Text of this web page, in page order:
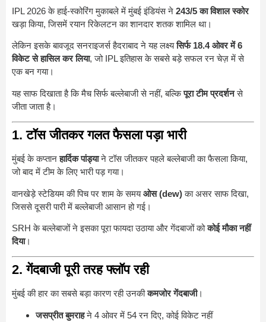
IPL 2026 के हाई-स्कोरिंग मुकाबले में मुंबई इंडियंस ने 243/5 का विशाल स्कोर
खड़ा किया, जिसमें रयान रिकेलटन का शानदार शतक शामिल था।
लेकिन इसके बावजूद सनराइजर्स हैदराबाद ने यह लक्ष्यसिर्फ 18.4 ओवर में 6
विकेट से हासिल कर लिया, जो IPL इतिहास के सबसे बड़े सफल रन चेज़ में से
एक बन गया।
यह साफ दिखाता है कि मैच सिर्फ बल्लेबाजी से नहीं, बल्किपूरा टीम प्रदर्शनसे
जीता जाता है।
1. टॉस जीतकर गलत फैसला पड़ा भारी
मुंबई के कप्तानहार्दिक पांड्याने टॉस जीतकर पहले बल्लेबाजी का फैसला किया,
जो बाद में टीम के लिए भारी पड़ गया।
वानखेड़े स्टेडियम की पिच पर शाम के समयओस (dew)का असर साफ दिखा,
जिससे दूसरी पारी में बल्लेबाजी आसान हो गई।
SRH के बल्लेबाजों ने इसका पूरा फायदा उठाया और गेंदबाजों कोकोई मौका नहीं
दिया।
2. गेंदबाजी पूरी तरह फ्लॉप रही
मुंबई की हार का सबसे बड़ा कारण रही उनकीकमजोर गेंदबाजी।
जसप्रीत बुमराहने 4 ओवर में 54 रन दिए, कोई विकेट नहीं